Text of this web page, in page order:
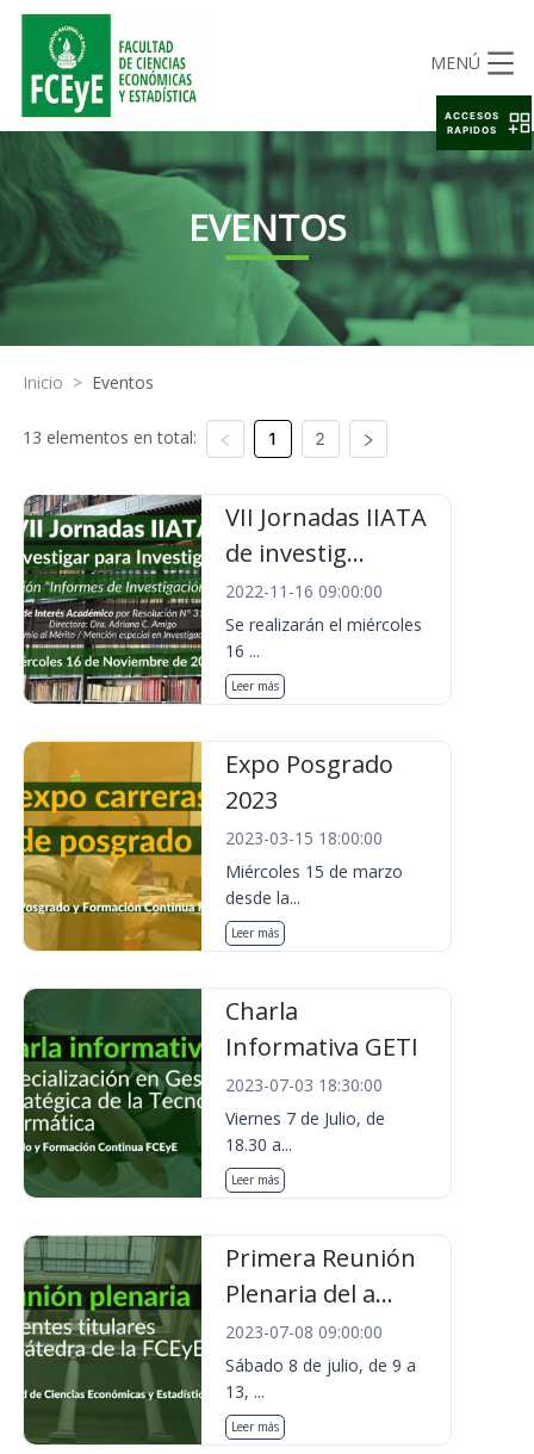
MENÚ
EVENTOS
Inicio > Eventos
13 elementos en total: 1 2
VII Jornadas IIATA
de investig...
2022-11-16 09:00:00
Se realizarán el miércoles
16 ...
Leer más
Expo Posgrado
2023
2023-03-15 18:00:00
Miércoles 15 de marzo
desde la...
Leer más
Charla
Informativa GETI
2023-07-03 18:30:00
Viernes 7 de Julio, de
18.30 a...
Leer más
Primera Reunión
Plenaria del a...
2023-07-08 09:00:00
Sábado 8 de julio, de 9 a
13, ...
Leer más
ACCESOS
RAPIDOS